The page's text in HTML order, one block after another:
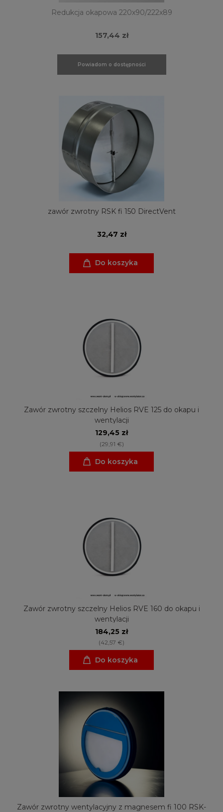
Redukcja okapowa 220x90/222x89
157,44 zł
Powiadom o dostępności
zawór zwrotny RSK fi 150 DirectVent
32,47 zł
Do koszyka
Zawór zwrotny szczelny Helios RVE 125 do okapu i
wentylacji
129,45 zł
(29,91 €)
Do koszyka
Zawór zwrotny szczelny Helios RVE 160 do okapu i
wentylacji
184,25 zł
(42,57 €)
Do koszyka
Zawór zwrotny wentylacyjny z magnesem fi 100 RSK-